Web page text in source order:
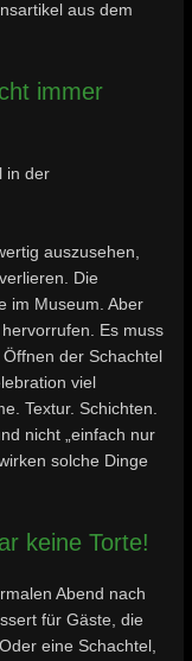
aus dem
immer
in der
auszusehen,
Die
im Museum. Aber
Es muss
der Schachtel
viel
Textur. Schichten.
nicht „einfach nur
solche Dinge
keine Torte!
Abend nach
für Gäste, die
eine Schachtel,